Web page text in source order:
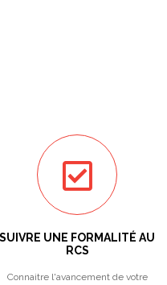
SUIVRE UNE FORMALITÉ AU
RCS
Connaitre l'avancement de votre